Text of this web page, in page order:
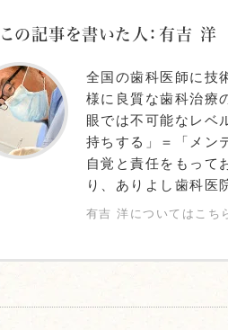
この記事を書いた人：有吉 洋
全国の歯科医師に技
様に良質な歯科治療
眼では不可能なレベ
持ちする」＝「メン
自覚と責任をもって
り、ありよし歯科医
有吉 洋についてはこち